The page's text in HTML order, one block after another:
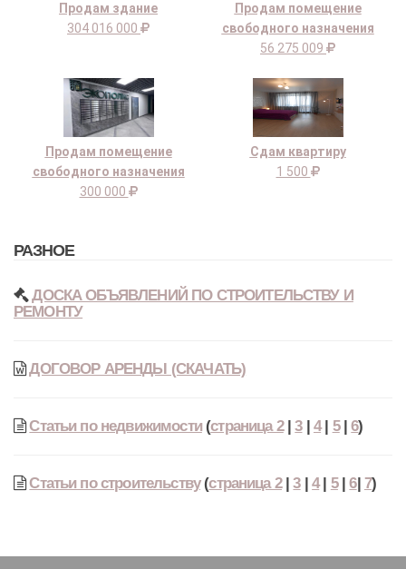
Продам здание
304 016 000
Продам помещение
свободного назначения
56 275 009
Продам помещение
свободного назначения
300 000
Сдам квартиру
1 500
РАЗНОЕ
ДОСКА ОБЪЯВЛЕНИЙ ПО СТРОИТЕЛЬСТВУ И
РЕМОНТУ
ДОГОВОР АРЕНДЫ (СКАЧАТЬ)
Статьи по недвижимости(страница 2|3| 4| 5|6)
Статьи по строительству(страница 2|3|4| 5|6| 7)